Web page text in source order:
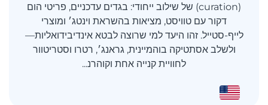
(curation) של שילוב ייחודי: בגדים עדכניים, פריטי הום
דקור עם טוויסט, מציאות בהשראת וינטג׳ ומוצרי
לייף-סטייל. זהו היעד למי שרוצה לבטא אינדיבידואליות—
ולשלב אסתטיקה בוהמיינית, גראנג׳, רטרו וסטריטוור
לחוויית קנייה אחת וקוהרנ...